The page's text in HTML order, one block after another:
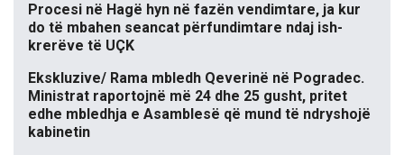
Procesi në Hagë hyn në fazën vendimtare, ja kur
do të mbahen seancat përfundimtare ndaj ish-
krerëve të UÇK
Ekskluzive/ Rama mbledh Qeverinë në Pogradec.
Ministrat raportojnë më 24 dhe 25 gusht, pritet
edhe mbledhja e Asamblesë që mund të ndryshojë
kabinetin